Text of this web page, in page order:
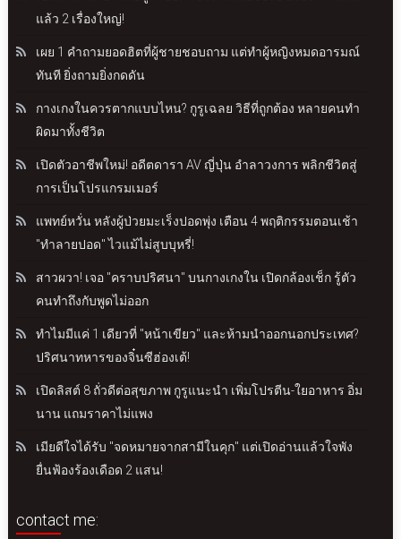
แล้ว 2 เรื่องใหญ่!
เผย 1 คำถามยอดฮิตที่ผู้ชายชอบถาม แต่ทำผู้หญิงหมดอารมณ์
ทันที ยิ่งถามยิ่งกดดัน
กางเกงในควรตากแบบไหน? กูรูเฉลย วิธีที่ถูกต้อง หลายคนทำ
ผิดมาทั้งชีวิต
เปิดตัวอาชีพใหม่! อดีตดารา AV ญี่ปุ่น อำลาวงการ พลิกชีวิตสู่
การเป็นโปรแกรมเมอร์
แพทย์หวั่น หลังผู้ป่วยมะเร็งปอดพุ่ง เตือน 4 พฤติกรรมตอนเช้า
"ทำลายปอด" ไวแม้ไม่สูบบุหรี่!
สาวผวา! เจอ "คราบปริศนา" บนกางเกงใน เปิดกล้องเช็ก รู้ตัว
คนทำถึงกับพูดไม่ออก
ทำไมมีแค่ 1 เดียวที่ "หน้าเขียว" และห้ามนำออกนอกประเทศ?
ปริศนาทหารของจิ๋นซีฮ่องเต้!
เปิดลิสต์ 8 ถั่วดีต่อสุขภาพ กูรูแนะนำ เพิ่มโปรตีน-ใยอาหาร อิ่ม
นาน แถมราคาไม่แพง
เมียดีใจได้รับ "จดหมายจากสามีในคุก" แต่เปิดอ่านแล้วใจพัง
ยื่นฟ้องร้องเดือด 2 แสน!
contact me: